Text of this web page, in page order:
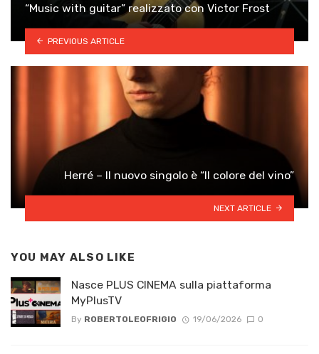
“Music with guitar” realizzato con Victor Frost
PREVIOUS ARTICLE
Herré – Il nuovo singolo è “Il colore del vino”
NEXT ARTICLE
YOU MAY ALSO LIKE
Nasce PLUS CINEMA sulla piattaforma
MyPlusTV
By ROBERTOLEOFRIGIO 19/06/2026 0